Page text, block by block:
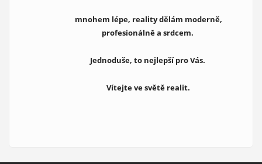
mnohem lépe, reality dělám moderně,
profesionálně a srdcem.
Jednoduše, to nejlepší pro Vás.
Vítejte ve světě realit.